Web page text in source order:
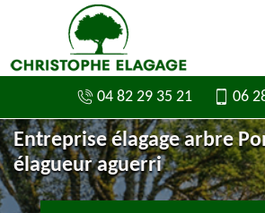
04 82 29 35 21 06
Entreprise élagage arbre
élagueur aguerri